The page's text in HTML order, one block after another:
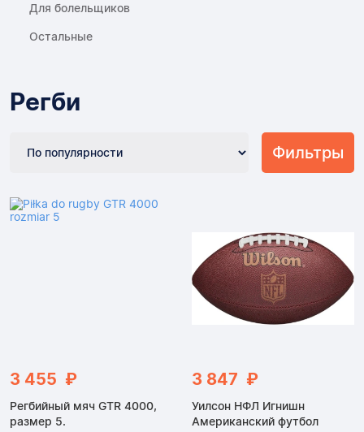
Для болельщиков
Остальные
Регби
Фильтры
3 455 ₽
Регбийный мяч GTR 4000,
размер 5.
3 847 ₽
Уилсон НФЛ Игнишн
Американский футбол